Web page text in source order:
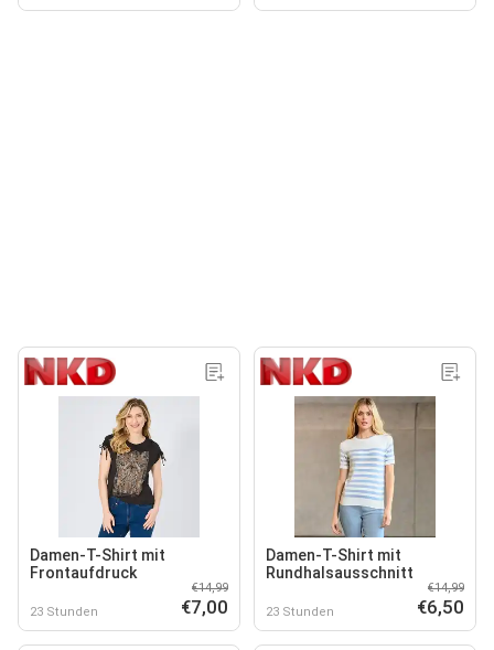
Damen-T-Shirt mit
Frontaufdruck
23 Stunden
€14,99
€7,00
Damen-T-Shirt mit
Rundhalsausschnitt
23 Stunden
€14,99
€6,50